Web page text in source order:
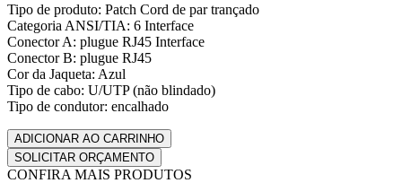
Tipo de produto: Patch Cord de par trançado
Categoria ANSI/TIA: 6 Interface
Conector A: plugue RJ45 Interface
Conector B: plugue RJ45
Cor da Jaqueta: Azul
Tipo de cabo: U/UTP (não blindado)
Tipo de condutor: encalhado
CONFIRA MAIS PRODUTOS